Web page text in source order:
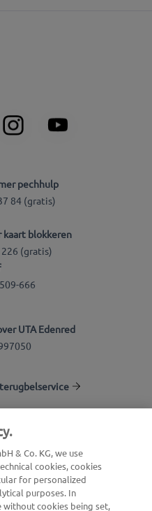
pechhulp
84 (gratis)
kaart blokkeren
(gratis)
666
UTA Edenred
klanten
& Co. KG, we use
cookies, cookies
for personalized
purposes. In
without cookies being set,